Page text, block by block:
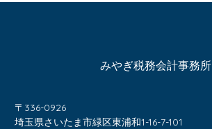
みやぎ税務会計事務所
〒336-0926
埼玉県さいたま市緑区東浦和1-16-7-101